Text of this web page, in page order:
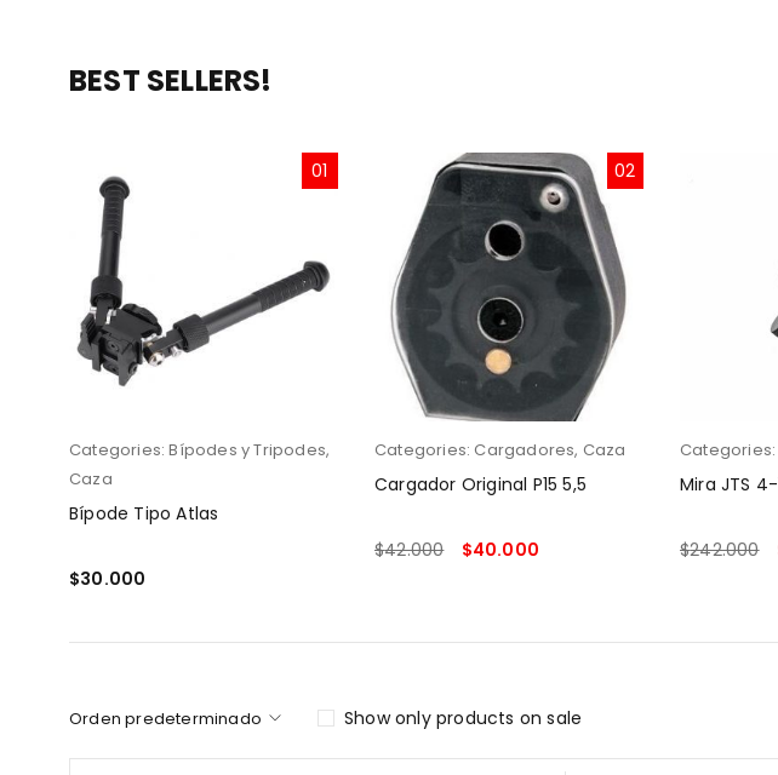
BEST SELLERS!
01
Categories:Bípodes y Tripodes,
Caza
Bípode Tipo Atlas
$30.000
02
Categories: Cargadores, Caza
Cargador Original P15 5,5
$42.000 $40.000
Categories:
Mira JTS 4-
$242.000
Orden predeterminado Show only products on sale